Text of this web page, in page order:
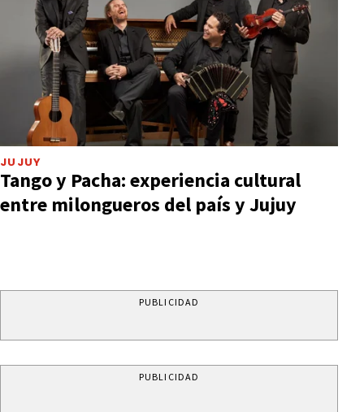
JUJUY
Tango y Pacha: experiencia cultural
entre milongueros del país y Jujuy
PUBLICIDAD
PUBLICIDAD